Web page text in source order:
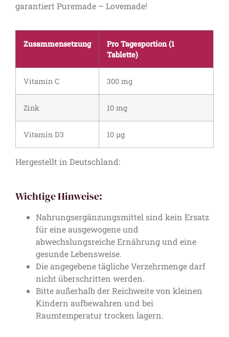
garantiert Puremade – Lovemade!
Zusammensetzung
Pro Tagesportion (1
Tablette)
Vitamin C 300 mg
Zink 10 mg
Vitamin D3 10 µg
Hergestellt in Deutschland:
Wichtige Hinweise:
Nahrungsergänzungsmittel sind kein Ersatz
für eine ausgewogene und
abwechslungsreiche Ernährung und eine
gesunde Lebensweise.
Die angegebene tägliche Verzehrmenge darf
nicht überschritten werden.
Bitte außerhalb der Reichweite von kleinen
Kindern aufbewahren und bei
Raumtemperatur trocken lagern.